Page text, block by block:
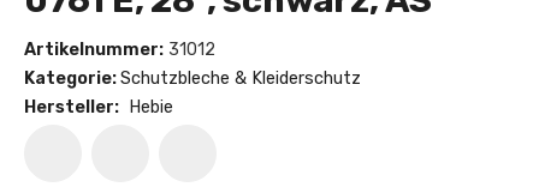
Artikelnummer: 31012
Kategorie:Schutzbleche & Kleiderschutz
Hersteller:
Hebie